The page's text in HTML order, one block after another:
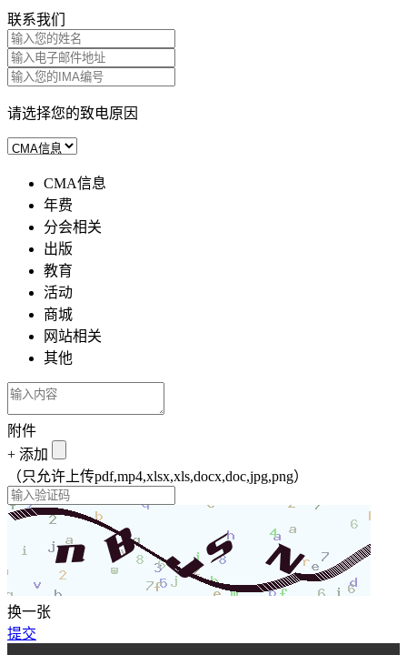
联系我们
请选择您的致电原因
CMA信息
年费
分会相关
出版
教育
活动
商城
网站相关
其他
附件
+ 添加
（只允许上传pdf,mp4,xlsx,xls,docx,doc,jpg,png）
换一张
提交